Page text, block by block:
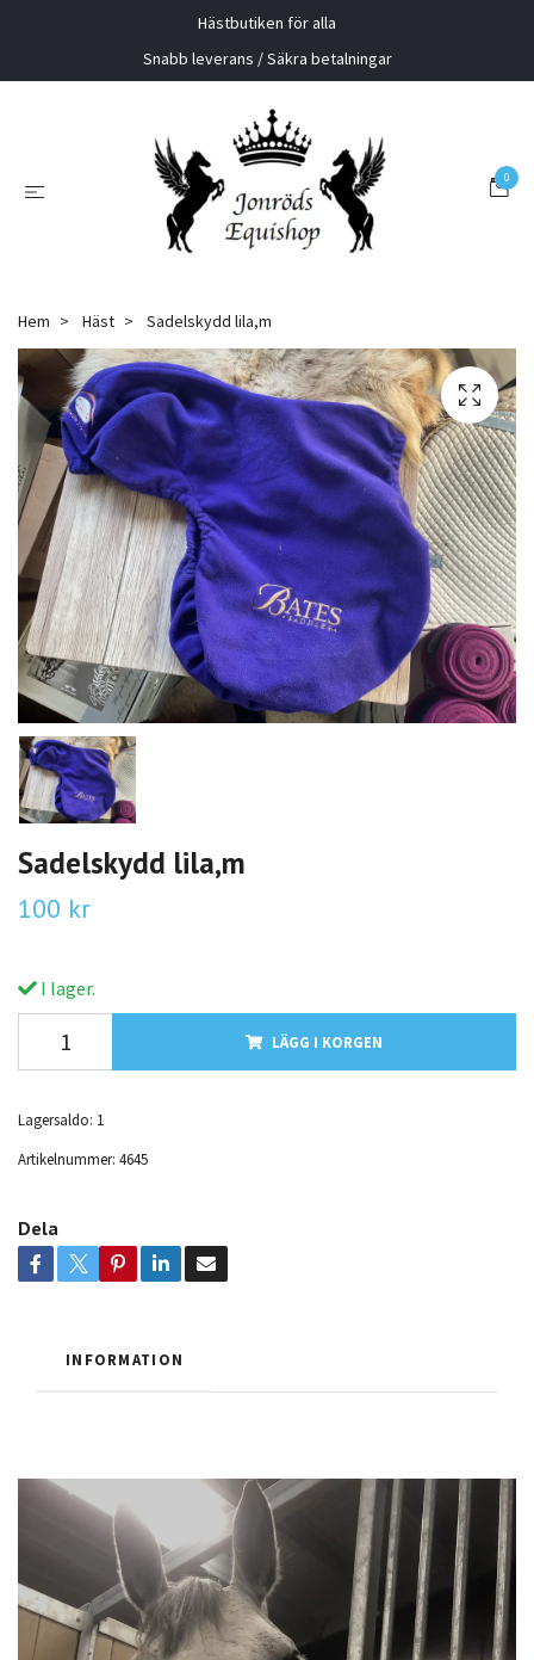
Hästbutiken för alla
Snabb leverans / Säkra betalningar
0
Hem Häst Sadelskydd lila,m
Sadelskydd lila,m
100 kr
I lager.
LÄGG I KORGEN
Lagersaldo: 1
Artikelnummer: 4645
Dela
INFORMATION